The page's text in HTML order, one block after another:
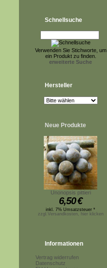
Schnellsuche
Verwenden Sie Stichworte, um
ein Produkt zu finden.
erweiterte Suche
Hersteller
Neue Produkte
Unonopsis pittieri
6,50€
inkl. 7% Umsatzsteuer *
zzgl.Versandkosten, hier klicken
Informationen
Vertrag widerrufen
Datenschutz